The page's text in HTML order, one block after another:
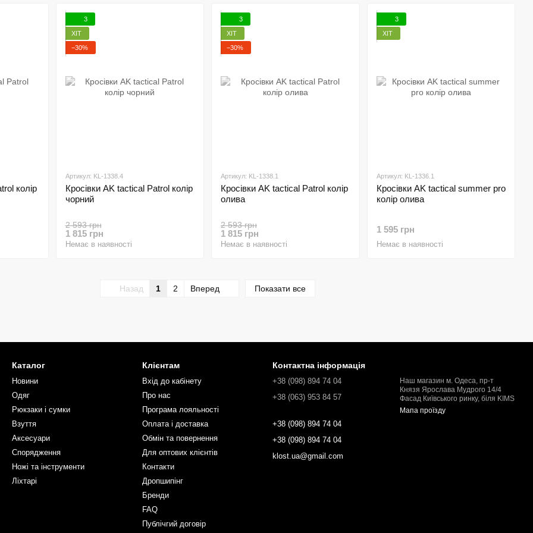
колір
3
ХІТ
−30%
Артикул: KL-1338.4
Кросівки AK tactical Patrol колір
чорний
2 593 грн
1 815 грн
Немає в наявності
3
ХІТ
−30%
Артикул: KL-1338.1
Кросівки AK tactical Patrol колір
олива
2 593 грн
1 815 грн
Немає в наявності
3
ХІТ
Артикул: KL-1336.1
Кросівки AK tactical summer pro
колір олива
1 595 грн
Немає в наявності
Назад 1 2 Вперед Показати все
Каталог
Новини
Одяг
Рюкзаки і сумки
Взуття
Аксесуари
Спорядження
Ножі та інструменти
Ліхтарі
Клієнтам
Вхід до кабінету
Про нас
Програма лояльності
Оплата і доставка
Обмін та повернення
Для оптових клієнтів
Контакти
Дропшипінг
Бренди
FAQ
Публічгий договір
Контактна інформація
+38 (098) 894 74 04
+38 (063) 953 84 57
+38 (098) 894 74 04
+38 (098) 894 74 04
klost.ua@gmail.com
Наш магазин м. Одеса, пр-т
Князя Ярослава Мудрого 14/4
Фасад Київського ринку, біля KIMS
Мапа проїзду